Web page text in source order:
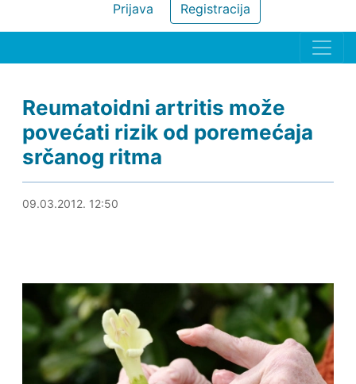
Registracija
Prijava
Reumatoidni artritis može
povećati rizik od poremećaja
srčanog ritma
09.03.2012. 13:17
09.03.2012. 12:50